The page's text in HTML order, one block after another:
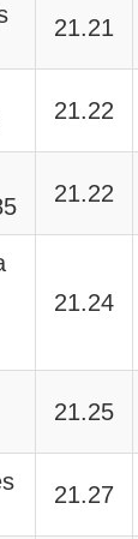
21.21
21.22
21.22
21.24
21.25
21.27